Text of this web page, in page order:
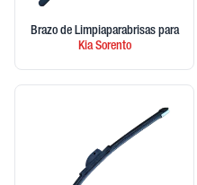
Brazo de Limpiaparabrisas para
KiaSorento